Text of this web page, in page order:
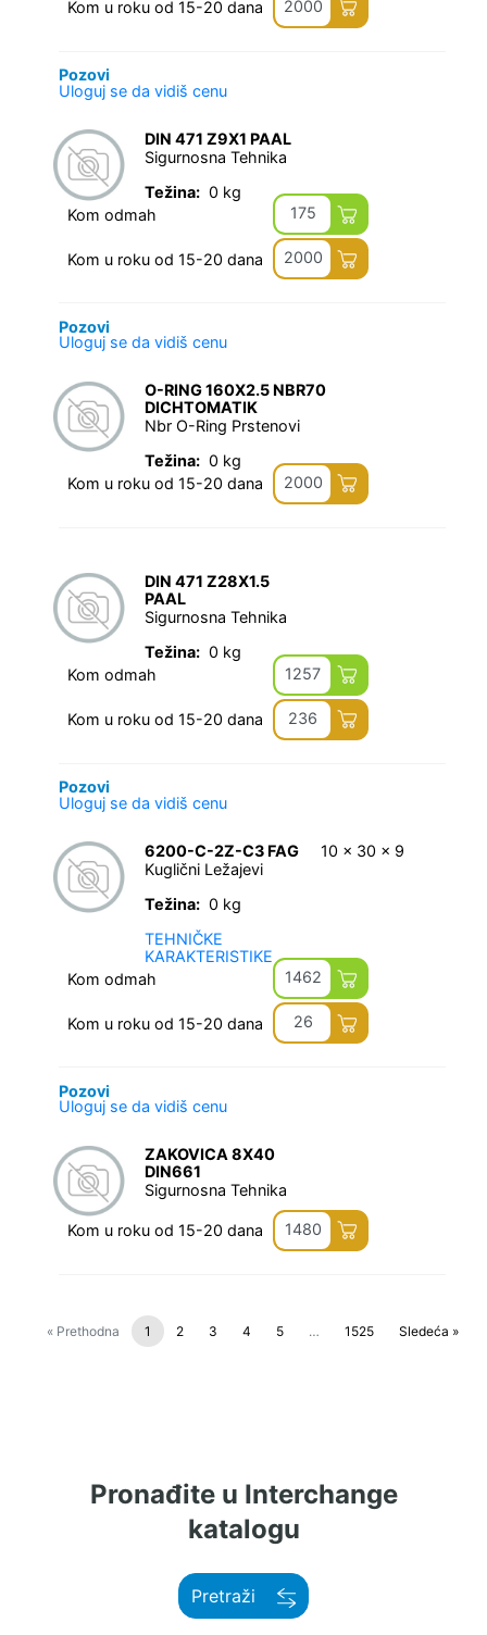
Kom u roku od 15-20 dana 2000
Pozovi
Uloguj se da vidiš cenu
DIN 471 Z9X1 PAAL
Sigurnosna Tehnika
Težina: 0 kg
Kom odmah
175
Kom u roku od 15-20 dana 2000
Pozovi
Uloguj se da vidiš cenu
O-RING 160X2.5 NBR70
DICHTOMATIK
Nbr O-Ring Prstenovi
Težina: 0 kg
Kom u roku od 15-20 dana
2000
DIN 471 Z28X1.5
PAAL
Sigurnosna Tehnika
Težina: 0 kg
Kom odmah
1257
Kom u roku od 15-20 dana 236
Pozovi
Uloguj se da vidiš cenu
6200-C-2Z-C3 FAG
Kuglični Ležajevi
Težina: 0 kg
TEHNIČKE
KARAKTERISTIKE
10 x 30 x 9
Kom odmah 1462
Kom u roku od 15-20 dana 26
Pozovi
Uloguj se da vidiš cenu
ZAKOVICA 8X40
DIN661
Sigurnosna Tehnika
Kom u roku od 15-20 dana 1480
« Prethodna 1 2 3 4 5 … 1525 Sledeća »
Pronađite u Interchange
katalogu
Pretraži